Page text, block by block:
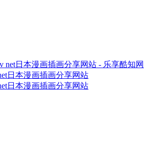
日本漫画插画分享网站
日本漫画插画分享网站